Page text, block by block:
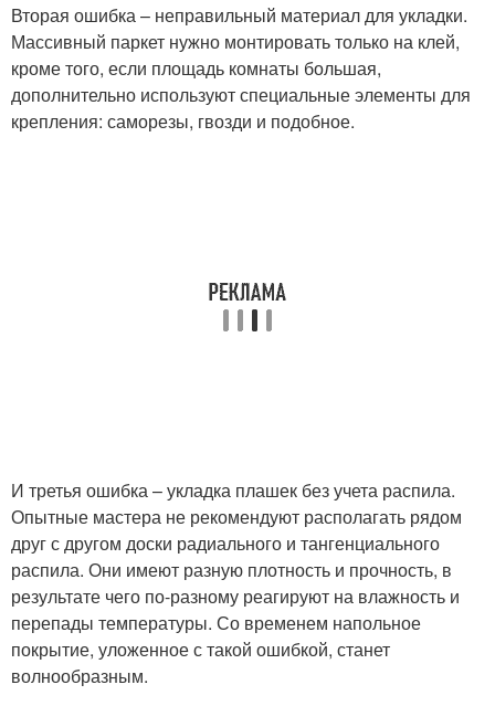
Вторая ошибка – неправильный материал для укладки.
Массивный паркет нужно монтировать только на клей,
кроме того, если площадь комнаты большая,
дополнительно используют специальные элементы для
крепления: саморезы, гвозди и подобное.
И третья ошибка – укладка плашек без учета распила.
Опытные мастера не рекомендуют располагать рядом
друг с другом доски радиального и тангенциального
распила. Они имеют разную плотность и прочность, в
результате чего по-разному реагируют на влажность и
перепады температуры. Со временем напольное
покрытие, уложенное с такой ошибкой, станет
волнообразным.